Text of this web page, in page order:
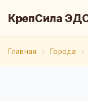
КрепСила
Главная Города